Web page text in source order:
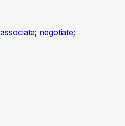
associate; negotiate;